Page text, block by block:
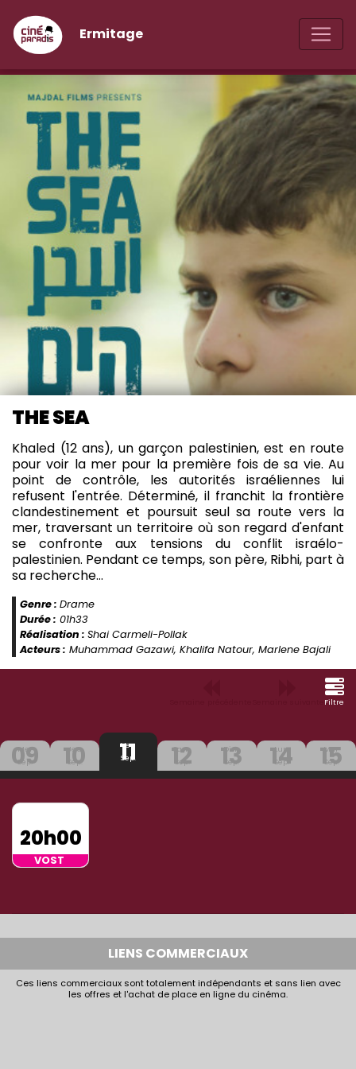
Ermitage
THE SEA
Khaled (12 ans), un garçon palestinien, est en route
pour voir la mer pour la première fois de sa vie. Au
point de contrôle, les autorités israéliennes lui
refusent l'entrée. Déterminé, il franchit la frontière
clandestinement et poursuit seul sa route vers la
mer, traversant un territoire où son regard d'enfant
se confronte aux tensions du conflit israélo-
palestinien. Pendant ce temps, son père, Ribhi, part à
sa recherche…
Genre : Drame
Durée : 01h33
Réalisation : Shai Carmeli-Pollak
Acteurs : Muhammad Gazawi, Khalifa Natour, Marlene Bajali
Filtre
Mer
09
Sep.
Jeu
10
Sep.
Ven
11
Sep.
Sam
12
Sep.
Dim
13
Sep.
Lun
14
Sep.
Mar
15
Sep.
20h00
VOST
LIENS COMMERCIAUX
Ces liens commerciaux sont totalement indépendants et sans lien avec
les offres et l'achat de place en ligne du cinéma.